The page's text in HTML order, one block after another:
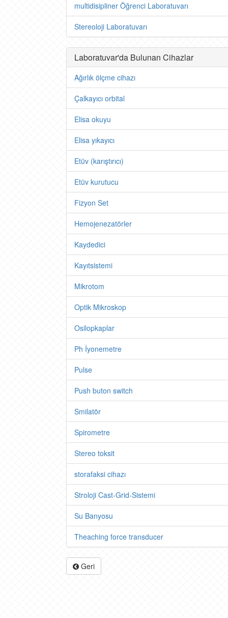
multidisipliner Öğrenci Laboratuvarı
Stereoloji Laboratuvarı
Laboratuvar'da Bulunan Cihazlar
Ağırlık ölçme cihazı
Çalkayıcı orbital
Elisa okuyu
Elisa yıkayıcı
Etüv (karıştırıcı)
Etüv kurutucu
Fizyon Set
Hemojenezatörler
Kaydedici
Kayıtsistemi
Mikrotom
Optik Mikroskop
Osilopkaplar
Ph İyonemetre
Pulse
Push buton switch
Smilatör
Spirometre
Stereo toksit
storafaksi cihazı
Stroloji Cast-Grid-Sistemi
Su Banyosu
Theaching force transducer
Geri